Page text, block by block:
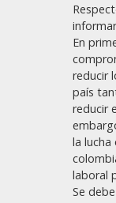
En
reducir
país
reducir
la
laboral
Se